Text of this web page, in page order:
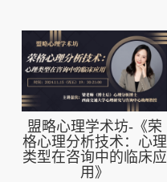
盟略心理学术坊-《荣
格心理分析技术：心理
类型在咨询中的临床应
用》